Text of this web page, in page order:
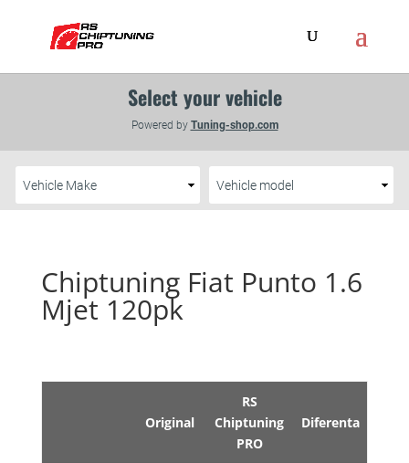
Chiptuning Fiat Punto 1.6
Mjet 120pk
Original
RS
Chiptuning
PRO
Diferenta